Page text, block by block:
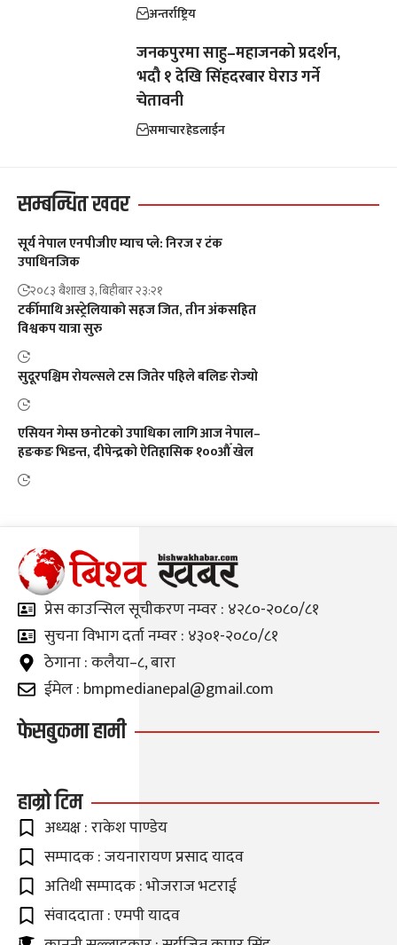
अन्तर्राष्ट्रिय
जनकपुरमा साहु–महाजनको प्रदर्शन,
भदौ १ देखि सिंहदरबार घेराउ गर्ने
चेतावनी
समाचारहेडलाईन
सम्बन्धित खवर
सूर्य नेपाल एनपीजीए म्याच प्ले: निरज र टंक
उपाधिनजिक
२०८३ बैशाख ३, बिहीबार २३:२१
टर्कीमाथि अस्ट्रेलियाको सहज जित, तीन अंकसहित
विश्वकप यात्रा सुरु
सुदूरपश्चिम रोयल्सले टस जितेर पहिले बलिङ रोज्यो
एसियन गेम्स छनोटको उपाधिका लागि आज नेपाल–
हङकङ भिडन्त, दीपेन्द्रको ऐतिहासिक १००औँ खेल
प्रेस काउन्सिल सूचीकरण नम्वर : ४२८०-२०८०/८१
सुचना विभाग दर्ता नम्वर : ४३०१-२०८०/८१
ठेगाना : कलैया–८, बारा
ईमेल : bmpmedianepal@gmail.com
फेसबुकमा हामी
हाम्रो टिम
अध्यक्ष : राकेश पाण्डेय
सम्पादक : जयनारायण प्रसाद यादव
अतिथी सम्पादक : भोजराज भटराई
संवाददाता : एमपी यादव